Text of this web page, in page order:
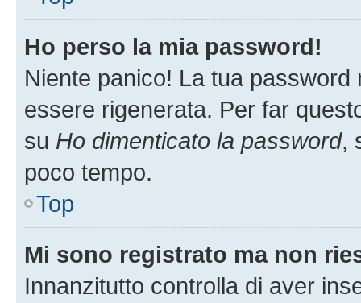
Ho perso la mia password!
Niente panico! La tua
essere rigenerata. Per far
su Ho dimenticato la password,
poco tempo.
Top
Mi sono registrato ma non
Innanzitutto controlla di aver